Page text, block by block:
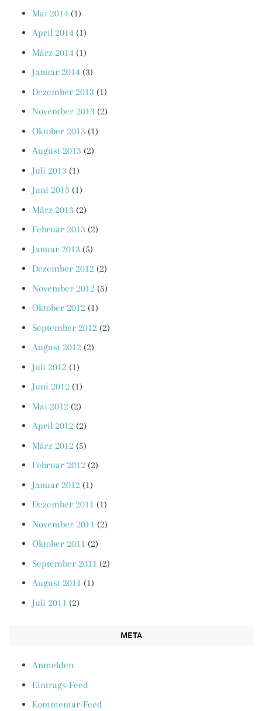
Mai 2014 (1)
April 2014 (1)
März 2014 (1)
Januar 2014 (3)
Dezember 2013 (1)
November 2013 (2)
Oktober 2013 (1)
August 2013 (2)
Juli 2013 (1)
Juni 2013 (1)
März 2013 (2)
Februar 2013 (2)
Januar 2013 (5)
Dezember 2012 (2)
November 2012 (5)
Oktober 2012 (1)
September 2012 (2)
August 2012 (2)
Juli 2012 (1)
Juni 2012 (1)
Mai 2012 (2)
April 2012 (2)
März 2012 (5)
Februar 2012 (2)
Januar 2012 (1)
Dezember 2011 (1)
November 2011 (2)
Oktober 2011 (2)
September 2011 (2)
August 2011 (1)
Juli 2011 (2)
META
Anmelden
Eintrags-Feed
Kommentar-Feed